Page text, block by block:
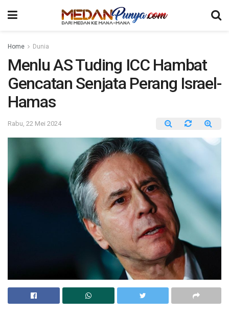
Home Dunia
Menlu AS Tuding ICC Hambat
Gencatan Senjata Perang Israel-
Hamas
Rabu, 22 Mei 2024